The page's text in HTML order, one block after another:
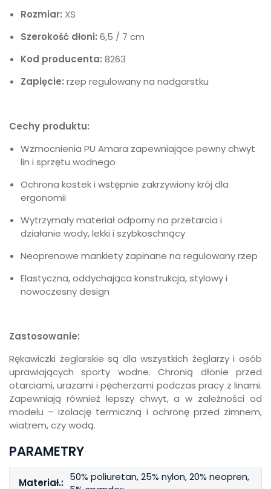
Rozmiar: XS
Szerokość dłoni: 6,5 / 7 cm
Kod producenta: 8263
Zapięcie: rzep regulowany na nadgarstku
Cechy produktu:
Wzmocnienia PU Amara zapewniające pewny chwyt
lin i sprzętu wodnego
Ochrona kostek i wstępnie zakrzywiony krój dla
ergonomii
Wytrzymały materiał odporny na przetarcia i
działanie wody, lekki i szybkoschnący
Neoprenowe mankiety zapinane na regulowany rzep
Elastyczna, oddychająca konstrukcja, stylowy i
nowoczesny design
Zastosowanie:
Rękawiczki żeglarskie są dla wszystkich żeglarzy i osób
uprawiających sporty wodne. Chronią dłonie przed
otarciami, urazami i pęcherzami podczas pracy z linami.
Zapewniają również lepszy chwyt, a w zależności od
modelu – izolację termiczną i ochronę przed zimnem,
wiatrem, czy wodą.
PARAMETRY
Materiał.: 50% poliuretan, 25% nylon, 20% neopren,